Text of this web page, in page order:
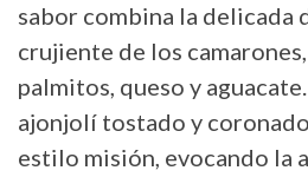
sabor combina la delicada
crujiente de los
palmitos, queso y
ajonjolí tostado y
estilo misión, evocando la